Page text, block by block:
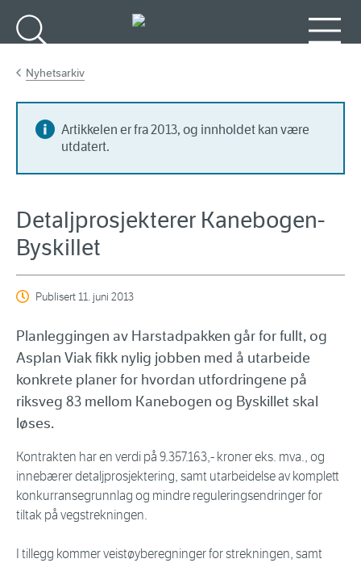
Nyhetsarkiv
Artikkelen er fra 2013, og innholdet kan være
utdatert.
Detaljprosjekterer Kanebogen-
Byskillet
Publisert11. juni 2013
Planleggingen av Harstadpakken går for fullt, og
Asplan Viak fikk nylig jobben med å utarbeide
konkrete planer for hvordan utfordringene på
riksveg 83 mellom Kanebogen og Byskillet skal
løses.
Kontrakten har en verdi på 9.357.163,- kroner eks. mva., og
innebærer detaljprosjektering, samt utarbeidelse av komplett
konkurransegrunnlag og mindre reguleringsendringer for
tiltak på vegstrekningen.
I tillegg kommer veistøyberegninger for strekningen, samt